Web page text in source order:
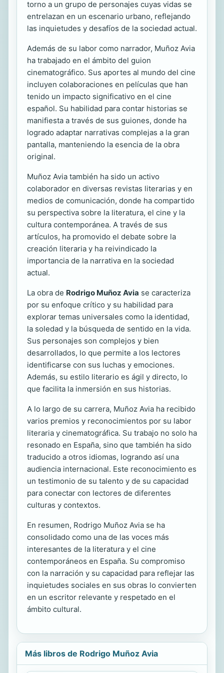
torno a un grupo de personajes cuyas vidas se
entrelazan en un escenario urbano, reflejando
las inquietudes y desafíos de la sociedad actual.
Además de su labor como narrador, Muñoz Avia
ha trabajado en el ámbito del guion
cinematográfico. Sus aportes al mundo del cine
incluyen colaboraciones en películas que han
tenido un impacto significativo en el cine
español. Su habilidad para contar historias se
manifiesta a través de sus guiones, donde ha
logrado adaptar narrativas complejas a la gran
pantalla, manteniendo la esencia de la obra
original.
Muñoz Avia también ha sido un activo
colaborador en diversas revistas literarias y en
medios de comunicación, donde ha compartido
su perspectiva sobre la literatura, el cine y la
cultura contemporánea. A través de sus
artículos, ha promovido el debate sobre la
creación literaria y ha reivindicado la
importancia de la narrativa en la sociedad
actual.
La obra de Rodrigo Muñoz Avia se caracteriza
por su enfoque crítico y su habilidad para
explorar temas universales como la identidad,
la soledad y la búsqueda de sentido en la vida.
Sus personajes son complejos y bien
desarrollados, lo que permite a los lectores
identificarse con sus luchas y emociones.
Además, su estilo literario es ágil y directo, lo
que facilita la inmersión en sus historias.
A lo largo de su carrera, Muñoz Avia ha recibido
varios premios y reconocimientos por su labor
literaria y cinematográfica. Su trabajo no solo ha
resonado en España, sino que también ha sido
traducido a otros idiomas, logrando así una
audiencia internacional. Este reconocimiento es
un testimonio de su talento y de su capacidad
para conectar con lectores de diferentes
culturas y contextos.
En resumen, Rodrigo Muñoz Avia se ha
consolidado como una de las voces más
interesantes de la literatura y el cine
contemporáneos en España. Su compromiso
con la narración y su capacidad para reflejar las
inquietudes sociales en sus obras lo convierten
en un escritor relevante y respetado en el
ámbito cultural.
Más libros de Rodrigo Muñoz Avia